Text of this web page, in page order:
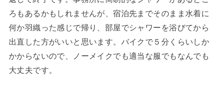
ろもあるかもしれませんが、宿泊先までそのまま水着に
何か羽織った感じで帰り、部屋でシャワーを浴びてから
出直した方がいいと思います。バイクで５分くらいしか
かからないので、ノーメイクでも適当な服でもなんでも
大丈夫です。